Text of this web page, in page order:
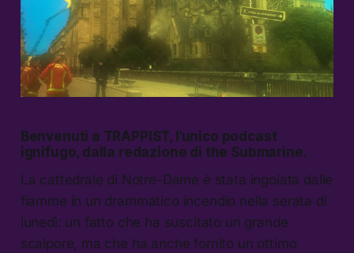
Benvenuti a TRAPPIST, l’unico podcast
ignifugo, dalla redazione di the Submarine.
La cattedrale di Notre-Dame è stata ingoiata dalle
fiamme in un drammatico incendio nella serata di
lunedì: un fatto che ha suscitato un grande
scalpore, ma che ha anche fornito un ottimo